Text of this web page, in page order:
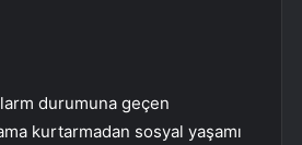
durumuna geçen
kurtarmadan sosyal yaşamı